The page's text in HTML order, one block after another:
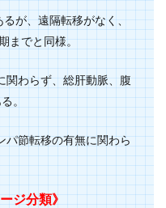
が、遠隔転移がなく、
までと同様。
関わらず、総肝動脈、腹
。
パ節転移の有無に関わら
ジ分類》